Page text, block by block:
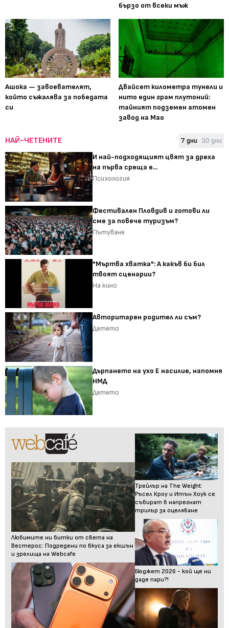
бързо от всеки мъж
Ашока — завоевателят,
който съжалява за победата
си
Двайсет километра тунели и
нито един грам плутоний:
тайният подземен атомен
завод на Мао
НАЙ-ЧЕТЕНИТЕ 7 дни 30 дни
И най-подходящият цвят за дреха
на първа среща е...
Психология
Фестивален Пловдив и готови ли
сме за повече туризъм?
Пътуване
"Мъртва хватка": А какъв би бил
твоят сценарии?
На кино
Авторитарен родител ли съм?
Детето
Дърпането на ухо Е насилие, напомня
НМД
Детето
Любимите ни битки от света на
Вестерос: Подредени по вкуса за екшън
и зрелища на Webcafe
Трейлър на The Weight:
Ръсел Кроу и Итън Хоук се
събират в напрегнат
трилър за оцеляване
Бюджет 2026 - кой ще ни
даде пари?!